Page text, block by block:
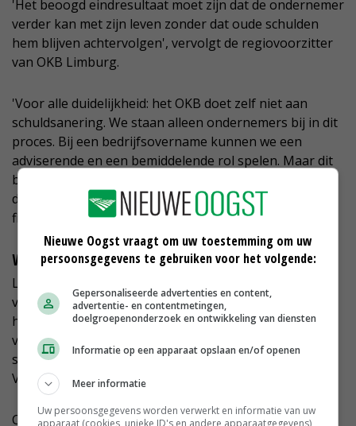
'Het beoogd eindresultaat moet zijn dat de ondernemer
verder kan met zijn leven zonder dat oude schulden
hem blijven achtervolgen', vervolgt de regiovoorzitter
van OKB Limburg.
'Voor alle duidelijkheid: het OKB doet zelf niet aan
schuldsanering. We staan alleen ondernemers bij in dit
proces. Bij een bedrijfsovername kunnen we een
adviserende en een bemiddelende rol spelen. Maar dit
blijft specialistenwerk. Dat is een belangrijke reden om
de hulp van agrarisch adviseurs, accountants en/of
fiscalisten in te roepen.'
Warme sanering varkenshouderij
Limburg telt ongeveer 430 varkensbedrijven. De
verwachting is dat dit aantal in de komende jaren zal
halveren, mede door de warme sanering van de
varkenshouderij en het eindigen van de
stoppersregeling van het Actieplan Ammoniak
Veehouderij per 1 januari 2020.
Clerkx signaleert dat er veel verborgen leed heerst
Nieuwe Oogst vraagt om uw toestemming om uw
persoonsgegevens te gebruiken voor het volgende:
Gepersonaliseerde advertenties en content,
advertentie- en contentmetingen,
doelgroepenonderzoek en ontwikkeling van diensten
Informatie op een apparaat opslaan en/of openen
Meer informatie
Uw persoonsgegevens worden verwerkt en informatie van uw
apparaat (cookies, unieke ID's en andere apparaatgegevens)